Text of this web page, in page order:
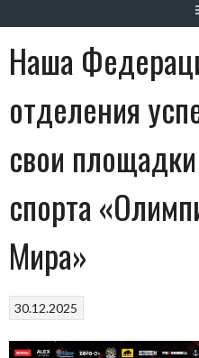
Наша
отделения
свои
спорта
Мира»
30.12.2025